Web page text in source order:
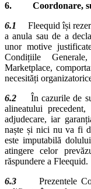
6. Coordonare,
6.1
Fleequid își
a anula sau de a
unor motive
Condițiile
Marketplace,
necesități
6.2
În cazurile de
alineatului
adjudecare, iar
naște și nici nu va fi
este imputabilă
atingere celor
răspundere a Fleequid.
6.3
Prezentele